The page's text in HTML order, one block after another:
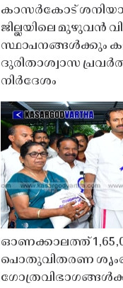
കാസർകോട്
ജില്ലയിലെ മുഴുവൻ
സ്ഥാപനങ്ങൾക്കും
ദുരിതാശ്വാസ
നിർദേശം
ഓണക്കാലത്ത്
പൊതുവിതരണ